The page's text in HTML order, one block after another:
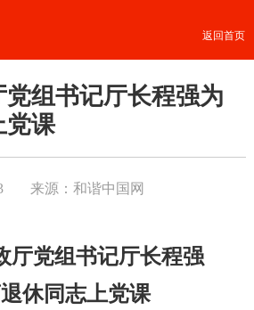
返回首页
组书记厅长程强为
党课
来源：和谐中国网
厅党组书记厅长程强
休同志上党课